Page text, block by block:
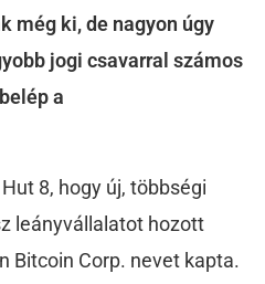
még ki, de nagyon úgy
jogi csavarral számos
a
8, hogy új, többségi
leányvállalatot hozott
Bitcoin Corp. nevet kapta.